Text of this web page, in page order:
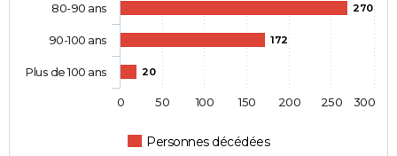
270
172
20
Personnes décédées
80-90 ans
90-100 ans
Plus de 100 ans
0 50 100 150 200 250 300